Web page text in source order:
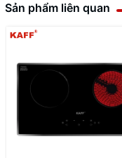
Sản phẩm liên quan